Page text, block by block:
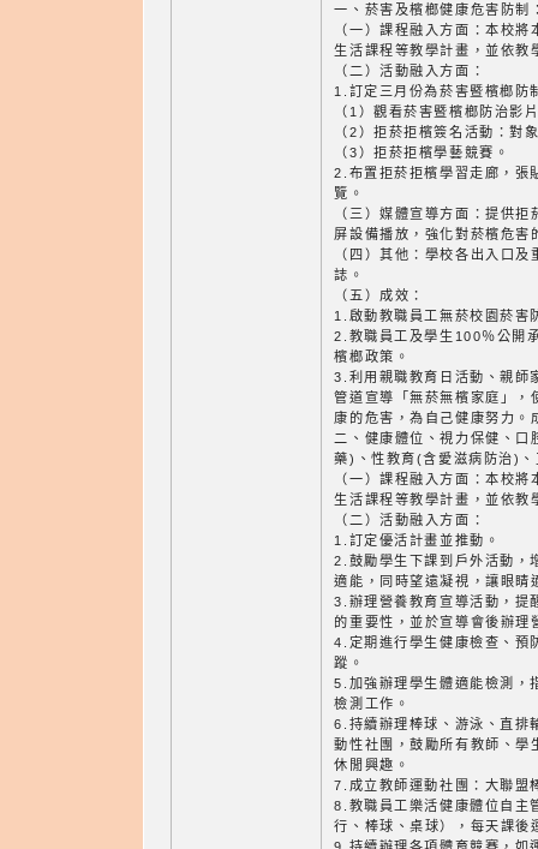
一、菸害及檳榔健康危害防制
（一）課程融入方面：本校
生活課程等教學計畫，並依教
（二）活動融入方面：
1.訂定三月份為菸害暨檳榔防
（1）觀看菸害暨檳榔防治影
（2）拒菸拒檳簽名活動：對
（3）拒菸拒檳學藝競賽。
2.布置拒菸拒檳學習走廊，張
覽。
（三）媒體宣導方面：提供
屏設備播放，強化對菸檳危害
（四）其他：學校各出入口
誌。
（五）成效：
1.啟動教職員工無菸校園菸害
2.教職員工及學生100％公開
檳榔政策。
3.利用親職教育日活動、親師
管道宣導「無菸無檳家庭」，
康的危害，為自己健康努力。
二、健康體位、視力保健、
藥)、性教育(含愛滋病防治)
（一）課程融入方面：本校
生活課程等教學計畫，並依教
（二）活動融入方面：
1.訂定優活計畫並推動。
2.鼓勵學生下課到戶外活動，
適能，同時望遠凝視，讓眼睛
3.辦理營養教育宣導活動，提
的重要性，並於宣導會後辦理
4.定期進行學生健康檢查、預
蹤。
5.加強辦理學生體適能檢測，
檢測工作。
6.持續辦理棒球、游泳、直排
動性社團，鼓勵所有教師、學
休閒興趣。
7.成立教師運動社團：大聯盟
8.教職員工樂活健康體位自主
行、棒球、桌球），每天課後